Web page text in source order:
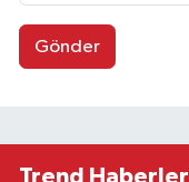
Gönder
Trend Haberler